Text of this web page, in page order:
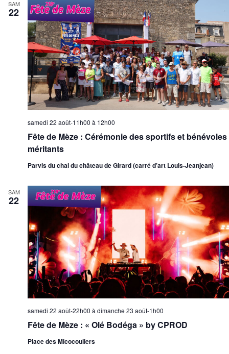
SAM
22
Fête de Mèze : Cérémonie des sportifs et bénévoles
méritants
samedi 22 août-11h00 à 12h00
Parvis du chai du château de Girard (carré d’art Louis-Jeanjean)
SAM
22
Fête de Mèze : « Olé Bodéga » by CPROD
samedi 22 août-22h00 à dimanche 23 août-1h00
Place des Micocouliers